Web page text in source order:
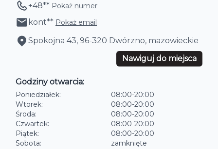
+48** Pokaż numer
kont** Pokaż email
Spokojna 43, 96-320 Dwórzno, mazowieckie
Nawiguj do miejsca
Godziny otwarcia:
Poniedziałek:
Wtorek:
Środa:
Czwartek:
Piątek:
Sobota:
08:00-20:00
08:00-20:00
08:00-20:00
08:00-20:00
08:00-20:00
zamknięte